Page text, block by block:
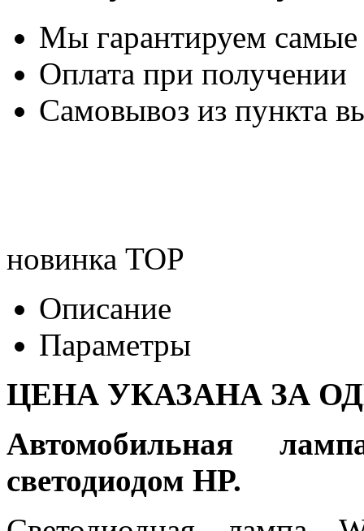
Мы гарантируем
Оплата при получении
Самовывоз из пункта
новинка TOP
Описание
Параметры
ЦЕНА УКАЗАНА ЗА
Автомобильная
светодиодом HP.